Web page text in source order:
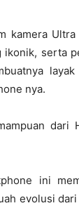
kamera
ikonik, serta
nya.
dari
ini
evolusi